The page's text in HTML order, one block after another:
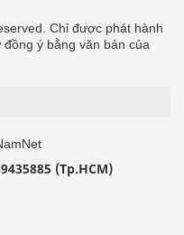
Chỉ được phát hành
ý bằng văn bản của
(Tp.HCM)